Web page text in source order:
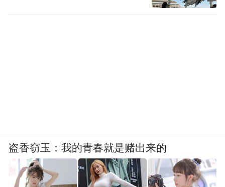
盗香窃玉：我的青春就是赌出来的